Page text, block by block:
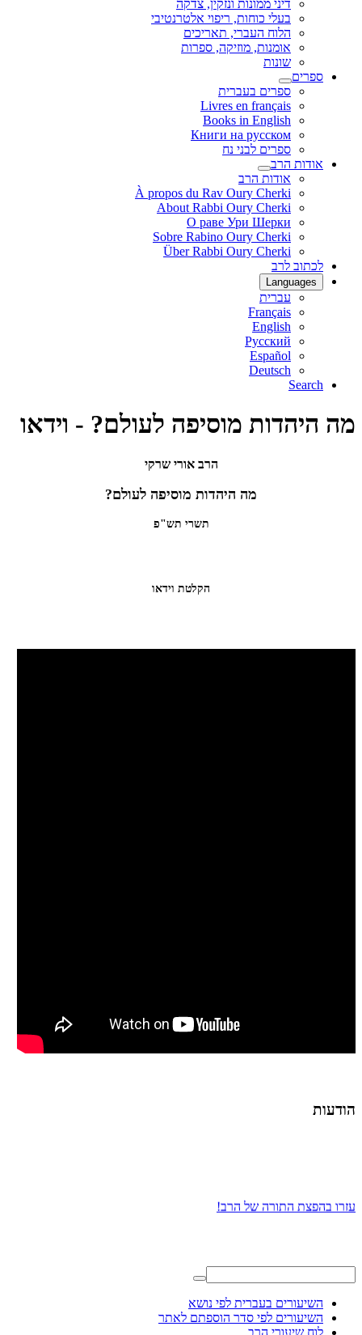
דיני ממונות ונזקין, צדקה
בעלי כוחות, ריפוי אלטרנטיבי
הלוח העברי, תאריכים
אומנות, מוזיקה, ספרות
שונות
ספרים
ספרים בעברית
Livres en français
Books in English
Книги на русском
ספרים לבני נח
אודות הרב
אודות הרב
À propos du Rav Oury Cherki
About Rabbi Oury Cherki
О раве Ури Шерки
Sobre Rabino Oury Cherki
Über Rabbi Oury Cherki
לכתוב לרב
Languages
עברית
Français
English
Русский
Español
Deutsch
Search
מה היהדות מוסיפה לעולם? - וידאו
הרב אורי שרקי
מה היהדות מוסיפה לעולם?
תשרי תש"פ
הקלטת וידאו
הודעות
עזרו בהפצת התורה של הרב!
השיעורים בעברית לפי נושא
השיעורים לפי סדר הוספתם לאתר